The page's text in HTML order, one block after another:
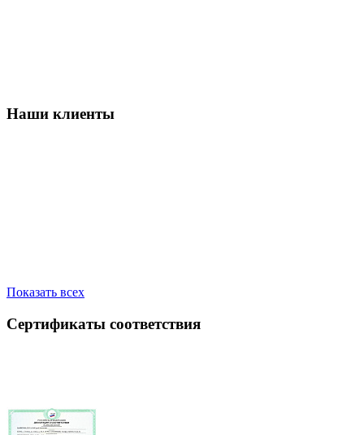
Наши клиенты
Показать всех
Сертификаты соответствия